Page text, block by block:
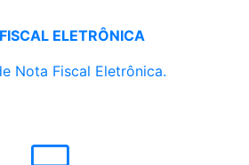
ELETRÔNICA
Nota Fiscal Eletrônica.